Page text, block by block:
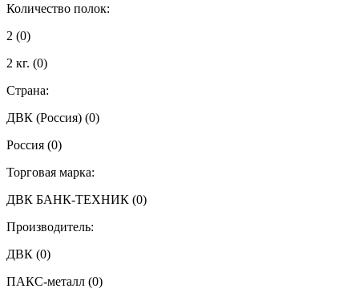
Количество полок:
2 (0)
2 кг. (0)
Страна:
ДВК (Россия) (0)
Россия (0)
Торговая марка:
ДВК БАНК-ТЕХНИК (0)
Производитель:
ДВК (0)
ПАКС-металл (0)